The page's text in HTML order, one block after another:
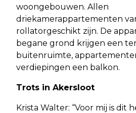
woongebouwen. Allen
driekamerappartementen
rollatorgeschikt zijn. De
begane grond krijgen een
buitenruimte,
verdiepingen een balkon.
Trots in Akersloot
Krista Walter: “Voor mij is dit